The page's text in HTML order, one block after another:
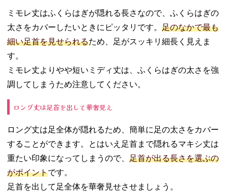
ミモレ丈はふくらはぎが隠れる長さなので、ふくらはぎの
太さをカバーしたいときにピッタリです。 足のなかで最も
細い足首を見せられるため、足がスッキリ細長く見えま
す。
ミモレ丈よりやや短いミディ丈は、ふくらはぎの太さを強
調してしまうため注意してください。
ロング丈は足首を出して華奢見え
ロング丈は足全体が隠れるため、簡単に足の太さをカバー
することができます。とはいえ足首まで隠れるマキシ丈は
重たい印象になってしまうので、 足首が出る長さを選ぶの
がポイントです。
足首を出して足全体を華奢見せさせましょう。